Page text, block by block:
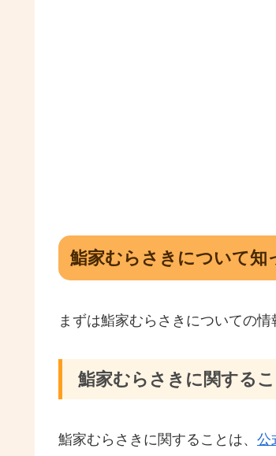
鮨家むらさきについて知
まずは鮨家むらさきについての
鮨家むらさきに関する
鮨家むらさきに関することは、 公